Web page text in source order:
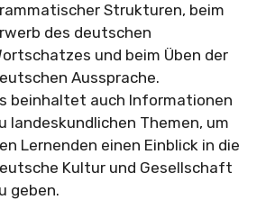
Strukturen, beim
des deutschen
und beim Üben der
Aussprache.
beinhaltet auch Informationen
landeskundlichen Themen, um
Lernenden einen Einblick in die
Kultur und Gesellschaft
geben.